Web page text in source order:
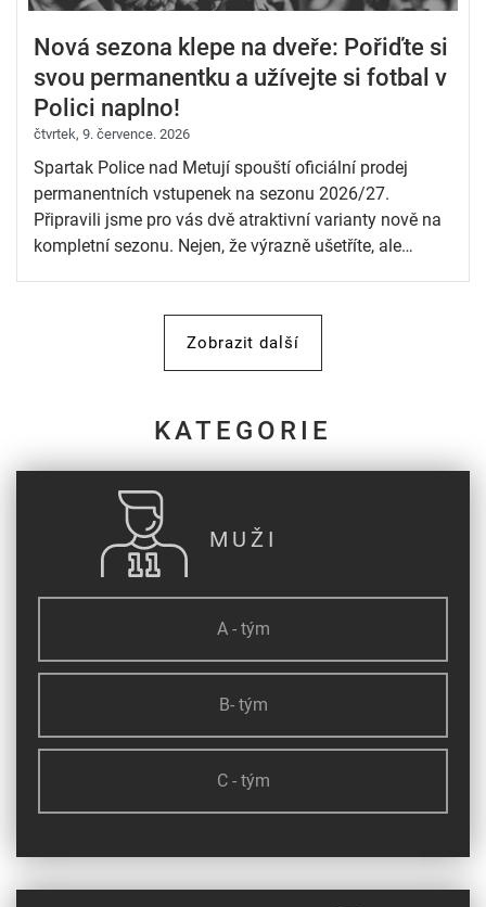
Nová sezona klepe na dveře: Pořiďte si
svou permanentku a užívejte si fotbal v
Polici naplno!
čtvrtek, 9. července. 2026
Spartak Police nad Metují spouští oficiální prodej
permanentních vstupenek na sezonu 2026/27.
Připravili jsme pro vás dvě atraktivní varianty nově na
kompletní sezonu. Nejen, že výrazně ušetříte, ale
Zobrazit další
KATEGORIE
MUŽI
A - tým
B- tým
C - tým